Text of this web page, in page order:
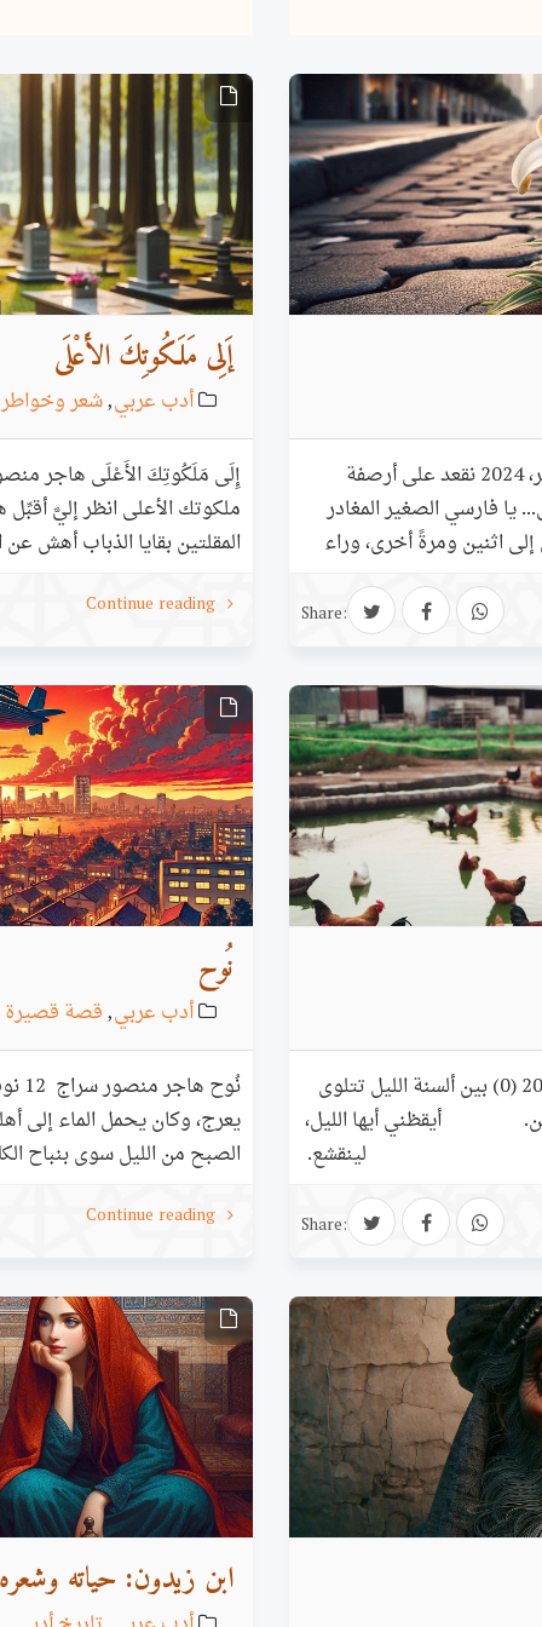
عَلَى أَرْصِفَةِ مَدِيْنَتِي هاجر منصور سراج 30 نوفمبر، 2024 نقعد على أرصفة
فارسي الصغير المغادر
اثنين ومرةً أخرى، وراء
الراحلين نقبل أناملهم
إلى ال…
Share:
إَلِى مَلَكُوتِكَ الأَعْلَى
أدب عربي,شعر وخواطر
ملكوتك الأعلى انظر إليَّ
المقلتين بقايا الذباب أهش عن
الهائمة تلمَّس رعشة
Continue reading
بين ألسنة الليل هاجر منصور سراج 12 أكتوبر، 2024 (0) بين ألسنة الليل تتلوى
أيقظني أيها الليل،
الغياب لينقشع.
قبلني أيها الليل بين الحاجبين اصفد الصداع اصفد الألم المكبوت. (1) تكبل مريم
Share:
نُوح
أدب عربي,قصة قصيرة
يعرج، وكان يحمل الماء إلى
الصبح من الليل سوى بنباح
ويحمل الماء إلى أهله كلهم.
Continue reading
ابن زيدون: حياته وشعره